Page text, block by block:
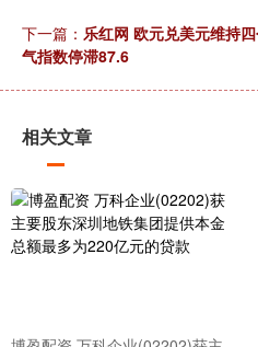
下一篇： 乐红网 欧元兑美元维持
气指数停滞87.6
相关文章